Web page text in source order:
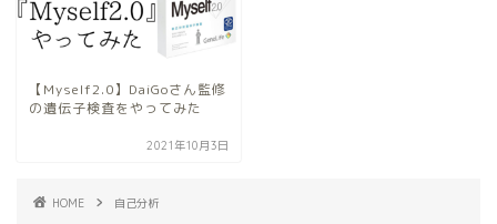
【Myself2.0】DaiGoさん監修
の遺伝子検査をやってみた
2021年10月3日
HOME 自己分析